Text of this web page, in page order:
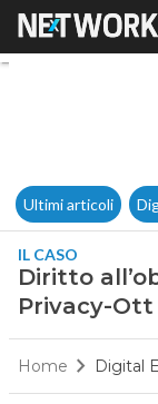
Ultimi articoli
IL CASO
Diritto
Privacy-
Home Digital